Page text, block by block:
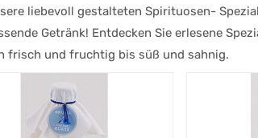
liebevoll gestalteten Spirituosen-
Getränk! Entdecken Sie erlesene
frisch und fruchtig bis süß und sahnig.